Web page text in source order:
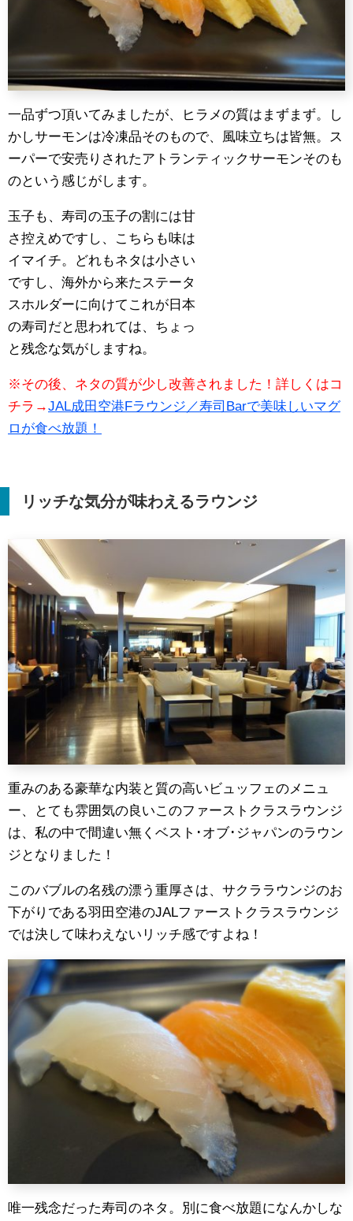
一品ずつ頂いてみましたが、ヒラメの質はまずまず。し
かしサーモンは冷凍品そのもので、風味立ちは皆無。ス
ーパーで安売りされたアトランティックサーモンそのも
のという感じがします。
玉子も、寿司の玉子の割には甘
さ控えめですし、こちらも味は
イマイチ。どれもネタは小さい
ですし、海外から来たステータ
スホルダーに向けてこれが日本
の寿司だと思われては、ちょっ
と残念な気がしますね。
※その後、ネタの質が少し改善されました！詳しくはコ
チラ→JAL成田空港Fラウンジ／寿司Barで美味しいマグ
ロが食べ放題！
リッチな気分が味わえるラウンジ
重みのある豪華な内装と質の高いビュッフェのメニュ
ー、とても雰囲気の良いこのファーストクラスラウンジ
は、私の中で間違い無くベスト･オブ･ジャパンのラウン
ジとなりました！
このバブルの名残の漂う重厚さは、サクララウンジのお
下がりである羽田空港のJALファーストクラスラウンジ
では決して味わえないリッチ感ですよね！
唯一残念だった寿司のネタ。別に食べ放題になんかしな